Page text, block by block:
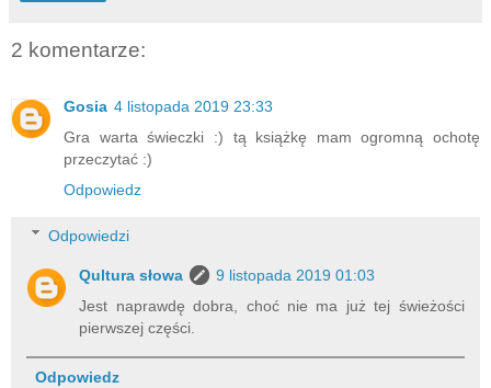
2 komentarze:
Gosia 4 listopada 2019 23:33
Gra warta świeczki :) tą książkę mam ogromną ochotę
przeczytać :)
Odpowiedz
Odpowiedzi
Qultura słowa
9 listopada 2019 01:03
Jest naprawdę dobra, choć nie ma już tej świeżości
pierwszej części.
Odpowiedz